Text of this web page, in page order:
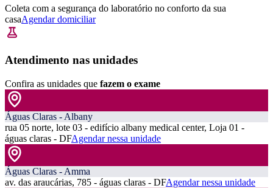
Coleta com a segurança do laboratório no conforto da sua
casaAgendar domiciliar
Atendimento nas unidades
Confira as unidades que fazem o exame
Águas Claras - Albany
rua 05 norte, lote 03 - edifício albany medical center, Loja 01 -
águas claras - DFAgendar nessa unidade
Águas Claras - Amma
av. das araucárias, 785 - águas claras - DFAgendar nessa unidade